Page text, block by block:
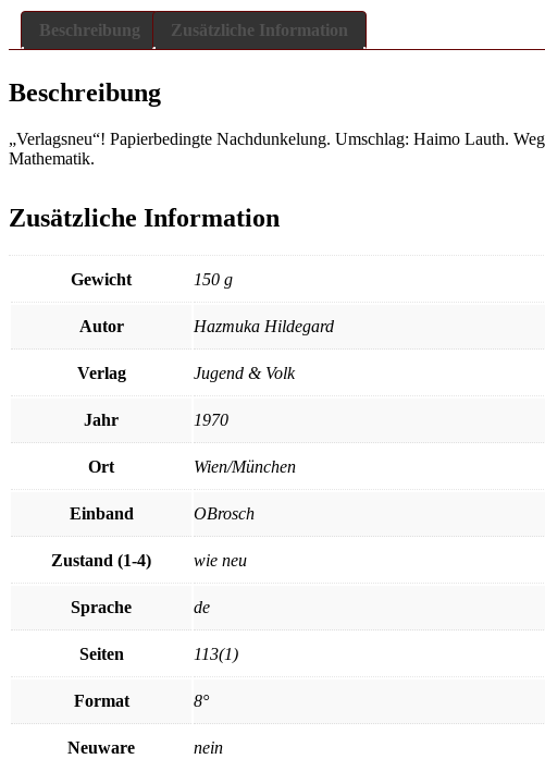
Beschreibung Zusätzliche Information
Beschreibung
„Verlagsneu“! Papierbedingte Nachdunkelung. Umschlag: Haimo Lauth.
Mathematik.
Zusätzliche Information
Gewicht 150 g
Autor Hazmuka Hildegard
Verlag Jugend & Volk
Jahr 1970
Ort Wien/München
Einband OBrosch
Zustand (1-4) wie neu
Sprache de
Seiten 113(1)
Format 8°
Neuware nein